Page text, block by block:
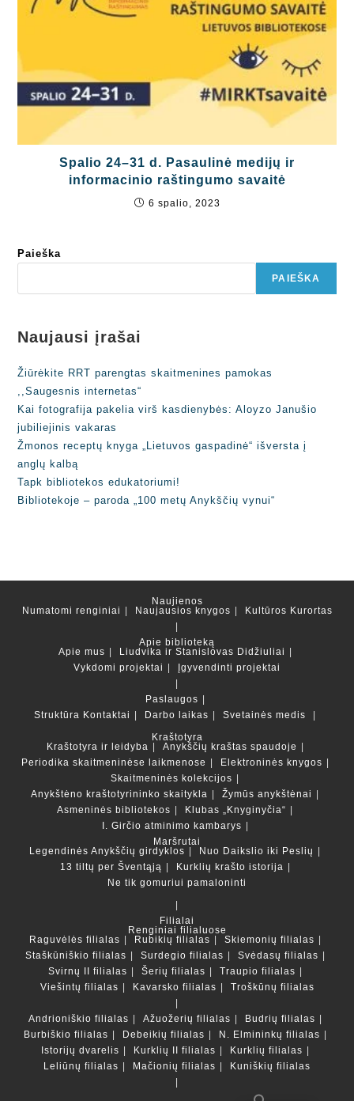
Spalio 24–31 d. Pasaulinė medijų ir
informacinio raštingumo savaitė
6 spalio, 2023
Paieška
PAIEŠKA
Naujausi įrašai
Žiūrėkite RRT parengtas skaitmenines pamokas
,,Saugesnis internetas“
Kai fotografija pakelia virš kasdienybės: Aloyzo Janušio
jubiliejinis vakaras
Žmonos receptų knyga „Lietuvos gaspadinė“ išversta į
anglų kalbą
Tapk bibliotekos edukatoriumi!
Bibliotekoje – paroda „100 metų Anykščių vynui“
Naujienos
Numatomi renginiai
Naujausios knygos Kultūros Kurortas
Apie biblioteką
Apie mus
Liudvika ir Stanislovas Didžiuliai
Vykdomi projektai
Įgyvendinti projektai
Paslaugos
Struktūra Kontaktai Darbo laikas
Svetainės medis
Kraštotyra
Kraštotyra ir leidyba
Anykščių kraštas spaudoje
Periodika skaitmeninėse laikmenose
Elektroninės knygos
Skaitmeninės kolekcijos
Anykštėno kraštotyrininko skaitykla
Žymūs anykštėnai
Asmeninės bibliotekos
Klubas „Knyginyčia“
I. Girčio atminimo kambarys
Maršrutai
Legendinės Anykščių girdyklos
Nuo Daikslio iki Peslių
13 tiltų per Šventąją
Kurklių krašto istorija
Ne tik gomuriui pamaloninti
Filialai
Renginiai filialuose
Raguvėlės filialas
Rubikių filialas
Skiemonių filialas
Staškūniškio filialas
Surdegio filialas
Svėdasų filialas
Svirnų II filialas
Šerių filialas
Traupio filialas
Viešintų filialas
Kavarsko filialas Troškūnų filialas
Andrioniškio filialas Ažuožerių filialas
Budrių filialas
Burbiškio filialas
Debeikių filialas
N. Elmininkų filialas
Istorijų dvarelis
Kurklių II filialas
Kurklių filialas
Leliūnų filialas
Mačionių filialas Kuniškių filialas